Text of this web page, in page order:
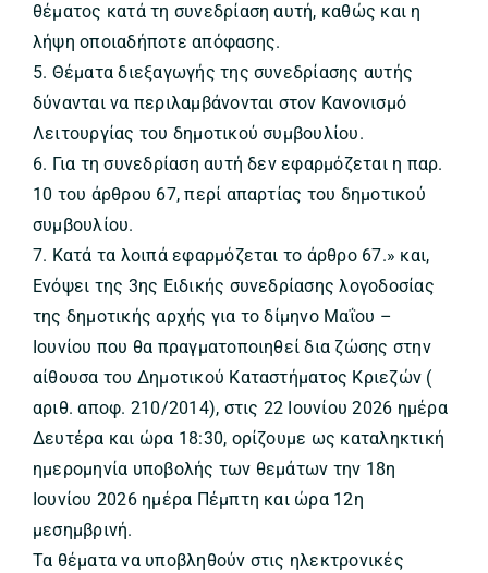
θέματος κατά τη συνεδρίαση αυτή, καθώς και η
λήψη οποιαδήποτε απόφασης.
5. Θέματα διεξαγωγής της συνεδρίασης αυτής
δύνανται να περιλαμβάνονται στον Κανονισμό
Λειτουργίας του δημοτικού συμβουλίου.
6. Για τη συνεδρίαση αυτή δεν εφαρμόζεται η παρ.
10 του άρθρου 67, περί απαρτίας του δημοτικού
συμβουλίου.
7. Κατά τα λοιπά εφαρμόζεται το άρθρο 67.» και,
Ενόψει της 3ης Ειδικής συνεδρίασης λογοδοσίας
της δημοτικής αρχής για το δίμηνο Μαΐου –
Ιουνίου που θα πραγματοποιηθεί δια ζώσης στην
αίθουσα του Δημοτικού Καταστήματος Κριεζών (
αριθ. αποφ. 210/2014), στις 22 Ιουνίου 2026 ημέρα
Δευτέρα και ώρα 18:30, ορίζουμε ως καταληκτική
ημερομηνία υποβολής των θεμάτων την 18η
Ιουνίου 2026 ημέρα Πέμπτη και ώρα 12η
μεσημβρινή.
Τα θέματα να υποβληθούν στις ηλεκτρονικές